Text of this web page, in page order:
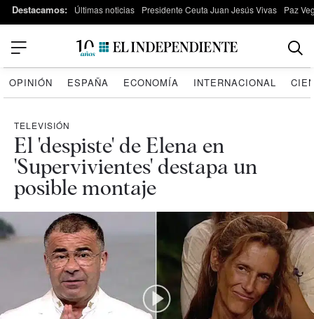
Destacamos: Últimas noticias Presidente Ceuta Juan Jesús Vivas Paz
OPINIÓN ESPAÑA ECONOMÍA INTERNACIONAL
TELEVISIÓN
El 'despiste' de Elena en
'Supervivientes' destapa un
posible montaje